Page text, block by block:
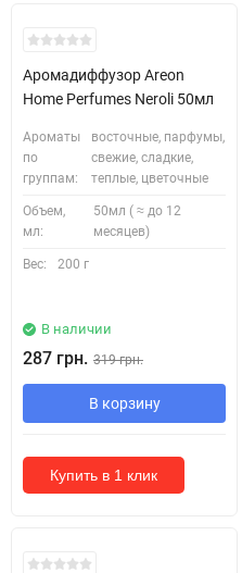
Аромадиффузор Areon
Home Perfumes Neroli 50мл
Ароматы
по
группам:
восточные, парфумы,
свежие, сладкие,
теплые, цветочные
Объем,
мл:
50мл ( ≈ до 12
месяцев)
Вес: 200 г
В наличии
287 грн. 319 грн.
В корзину
Купить в 1 клик